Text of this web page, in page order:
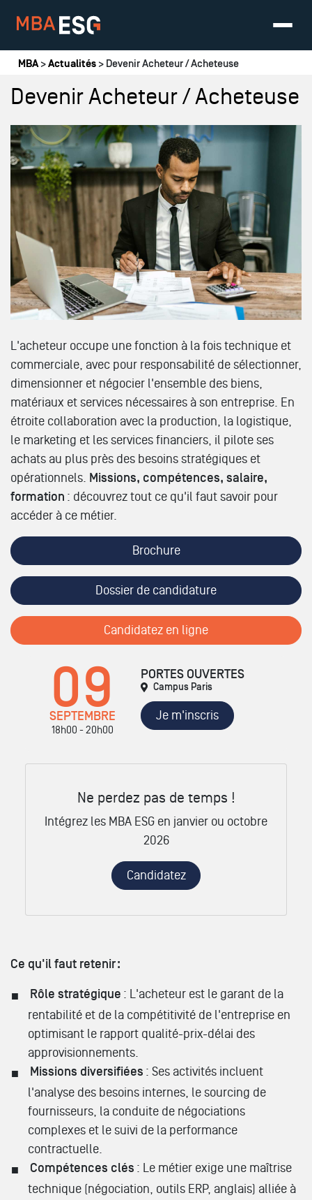
Vous êtes ici
MBA>Actualités > Devenir Acheteur / Acheteuse
Devenir Acheteur / Acheteuse
L'acheteur occupe une fonction à la fois technique et
commerciale, avec pour responsabilité de sélectionner,
dimensionner et négocier l'ensemble des biens,
matériaux et services nécessaires à son entreprise. En
étroite collaboration avec la production, la logistique,
le marketing et les services financiers, il pilote ses
achats au plus près des besoins stratégiques et
opérationnels. Missions, compétences, salaire,
formation : découvrez tout ce qu'il faut savoir pour
accéder à ce métier.
Brochure
Dossier de candidature
Candidatez en ligne
09
SEPTEMBRE
18h00 - 20h00
PORTES OUVERTES
Campus Paris
Je m'inscris
Ne perdez pas de temps !
Intégrez les MBA ESG en janvier ou octobre
2026
Candidatez
Ce qu'il faut retenir :
Rôle stratégique : L'acheteur est le garant de la
rentabilité et de la compétitivité de l'entreprise en
optimisant le rapport qualité-prix-délai des
approvisionnements.
Missions diversifiées : Ses activités incluent
l'analyse des besoins internes, le sourcing de
fournisseurs, la conduite de négociations
complexes et le suivi de la performance
contractuelle.
Compétences clés : Le métier exige une maîtrise
technique (négociation, outils ERP, anglais) alliée à